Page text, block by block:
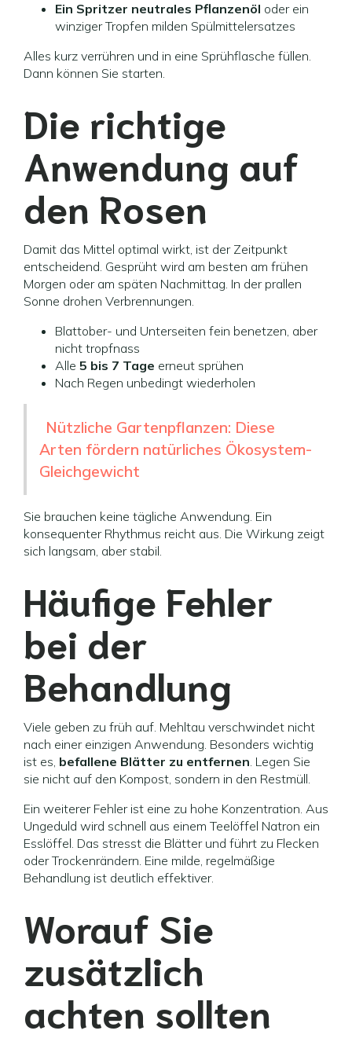
Ein Spritzer neutrales Pflanzenöl oder ein
winziger Tropfen milden Spülmittelersatzes
Alles kurz verrühren und in eine Sprühflasche füllen.
Dann können Sie starten.
Die richtige
Anwendung auf
den Rosen
Damit das Mittel optimal wirkt, ist der Zeitpunkt
entscheidend. Gesprüht wird am besten am frühen
Morgen oder am späten Nachmittag. In der prallen
Sonne drohen Verbrennungen.
Blattober- und Unterseiten fein benetzen, aber
nicht tropfnass
Alle 5 bis 7 Tage erneut sprühen
Nach Regen unbedingt wiederholen
Nützliche Gartenpflanzen: Diese
Arten fördern natürliches Ökosystem-
Gleichgewicht
Sie brauchen keine tägliche Anwendung. Ein
konsequenter Rhythmus reicht aus. Die Wirkung zeigt
sich langsam, aber stabil.
Häufige Fehler
bei der
Behandlung
Viele geben zu früh auf. Mehltau verschwindet nicht
nach einer einzigen Anwendung. Besonders wichtig
ist es, befallene Blätter zu entfernen. Legen Sie
sie nicht auf den Kompost, sondern in den Restmüll.
Ein weiterer Fehler ist eine zu hohe Konzentration. Aus
Ungeduld wird schnell aus einem Teelöffel Natron ein
Esslöffel. Das stresst die Blätter und führt zu Flecken
oder Trockenrändern. Eine milde, regelmäßige
Behandlung ist deutlich effektiver.
Worauf Sie
zusätzlich
achten sollten